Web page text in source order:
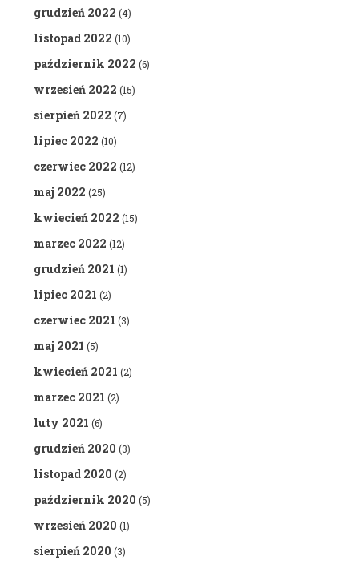
grudzień 2022 (4)
listopad 2022 (10)
październik 2022 (6)
wrzesień 2022 (15)
sierpień 2022 (7)
lipiec 2022 (10)
czerwiec 2022 (12)
maj 2022 (25)
kwiecień 2022 (15)
marzec 2022 (12)
grudzień 2021 (1)
lipiec 2021 (2)
czerwiec 2021 (3)
maj 2021 (5)
kwiecień 2021 (2)
marzec 2021 (2)
luty 2021 (6)
grudzień 2020 (3)
listopad 2020 (2)
październik 2020 (5)
wrzesień 2020 (1)
sierpień 2020 (3)